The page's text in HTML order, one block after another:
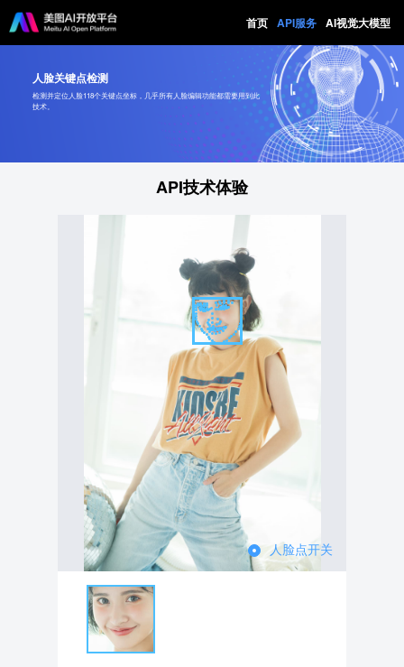
首页 API服务 AI视觉大模型
人脸关键点检测
检测并定位人脸118个关键点坐标，几乎所有人脸编辑功能都需要用到此
技术。
API技术体验
人脸点开关